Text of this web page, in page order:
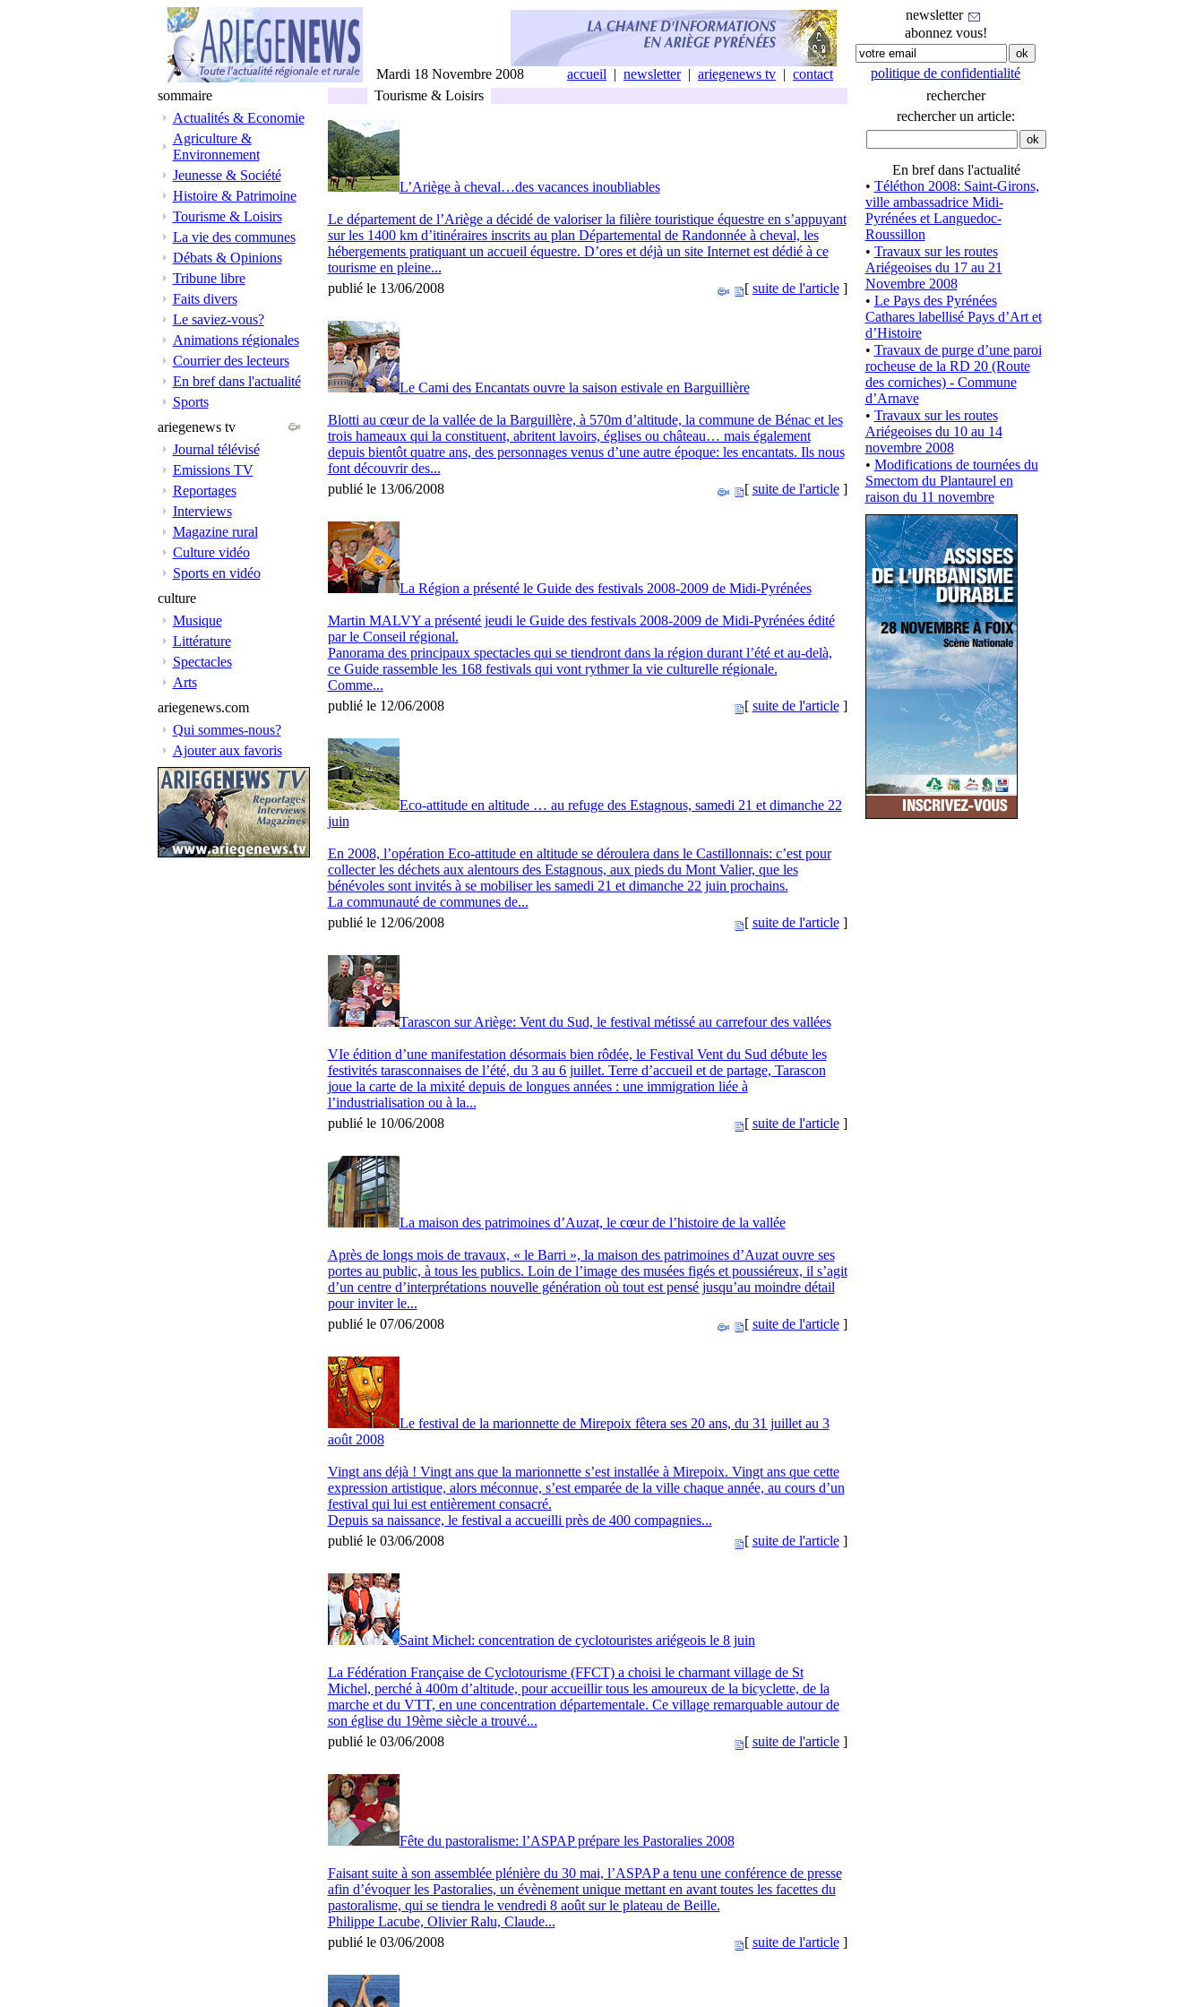
Mardi 18 Novembre 2008 accueil | newsletter| ariegenews tv | contact
newsletter
abonnez vous!
politique de confidentialité
sommaire
Actualités & Economie
Agriculture &
Environnement
Jeunesse & Société
Histoire & Patrimoine
Tourisme & Loisirs
La vie des communes
Débats & Opinions
Tribune libre
Faits divers
Le saviez-vous?
Animations régionales
Courrier des lecteurs
En bref dans l'actualité
Sports
ariegenews tv
Journal télévisé
Emissions TV
Reportages
Interviews
Magazine rural
Culture vidéo
Sports en vidéo
culture
Musique
Littérature
Spectacles
Arts
ariegenews.com
Qui sommes-nous?
Ajouter aux favoris
Tourisme & Loisirs
L’Ariège à cheval…des vacances inoubliables
Le département de l’Ariège a décidé de valoriser la filière touristique équestre en s’appuyant
sur les 1400 km d’itinéraires inscrits au plan Départemental de Randonnée à cheval, les
hébergements pratiquant un accueil équestre. D’ores et déjà un site Internet est dédié à ce
tourisme en pleine...
publié le 13/06/2008
[ suite de l'article]
Le Cami des Encantats ouvre la saison estivale en Barguillière
Blotti au cœur de la vallée de la Barguillère, à 570m d’altitude, la commune de Bénac et les
trois hameaux qui la constituent, abritent lavoirs, églises ou château… mais également
depuis bientôt quatre ans, des personnages venus d’une autre époque: les encantats. Ils nous
font découvrir des...
publié le 13/06/2008
[ suite de l'article]
La Région a présenté le Guide des festivals 2008-2009 de Midi-Pyrénées
Martin MALVY a présenté jeudi le Guide des festivals 2008-2009 de Midi-Pyrénées édité
par le Conseil régional.
Panorama des principaux spectacles qui se tiendront dans la région durant l’été et au-delà,
ce Guide rassemble les 168 festivals qui vont rythmer la vie culturelle régionale.
Comme...
publié le 12/06/2008
[ suite de l'article]
Eco-attitude en altitude … au refuge des Estagnous, samedi 21 et dimanche 22
juin
En 2008, l’opération Eco-attitude en altitude se déroulera dans le Castillonnais: c’est pour
collecter les déchets aux alentours des Estagnous, aux pieds du Mont Valier, que les
bénévoles sont invités à se mobiliser les samedi 21 et dimanche 22 juin prochains.
La communauté de communes de...
publié le 12/06/2008
[ suite de l'article]
Tarascon sur Ariège: Vent du Sud, le festival métissé au carrefour des vallées
VIe édition d’une manifestation désormais bien rôdée, le Festival Vent du Sud débute les
festivités tarasconnaises de l’été, du 3 au 6 juillet. Terre d’accueil et de partage, Tarascon
joue la carte de la mixité depuis de longues années : une immigration liée à
l’industrialisation ou à la...
publié le 10/06/2008
[ suite de l'article]
La maison des patrimoines d’Auzat, le cœur de l’histoire de la vallée
Après de longs mois de travaux, « le Barri », la maison des patrimoines d’Auzat ouvre ses
portes au public, à tous les publics. Loin de l’image des musées figés et poussiéreux, il s’agit
d’un centre d’interprétations nouvelle génération où tout est pensé jusqu’au moindre détail
pour inviter le...
publié le 07/06/2008
[ suite de l'article]
Le festival de la marionnette de Mirepoix fêtera ses 20 ans, du 31 juillet au 3
août 2008
Vingt ans déjà ! Vingt ans que la marionnette s’est installée à Mirepoix. Vingt ans que cette
expression artistique, alors méconnue, s’est emparée de la ville chaque année, au cours d’un
festival qui lui est entièrement consacré.
Depuis sa naissance, le festival a accueilli près de 400 compagnies...
publié le 03/06/2008
[ suite de l'article]
Saint Michel: concentration de cyclotouristes ariégeois le 8 juin
La Fédération Française de Cyclotourisme (FFCT) a choisi le charmant village de St
Michel, perché à 400m d’altitude, pour accueillir tous les amoureux de la bicyclette, de la
marche et du VTT, en une concentration départementale. Ce village remarquable autour de
son église du 19ème siècle a trouvé...
publié le 03/06/2008
[ suite de l'article]
Fête du pastoralisme: l’ASPAP prépare les Pastoralies 2008
Faisant suite à son assemblée plénière du 30 mai, l’ASPAP a tenu une conférence de presse
afin d’évoquer les Pastoralies, un évènement unique mettant en avant toutes les facettes du
pastoralisme, qui se tiendra le vendredi 8 août sur le plateau de Beille.
Philippe Lacube, Olivier Ralu, Claude...
publié le 03/06/2008
[ suite de l'article]
rechercher
rechercher un article:
En bref dans l'actualité
• Téléthon 2008: Saint-Girons,
ville ambassadrice Midi-
Pyrénées et Languedoc-
Roussillon
• Travaux sur les routes
Ariégeoises du 17 au 21
Novembre 2008
• Le Pays des Pyrénées
Cathares labellisé Pays d’Art et
d’Histoire
• Travaux de purge d’une paroi
rocheuse de la RD 20 (Route
des corniches) - Commune
d’Arnave
• Travaux sur les routes
Ariégeoises du 10 au 14
novembre 2008
• Modifications de tournées du
Smectom du Plantaurel en
raison du 11 novembre